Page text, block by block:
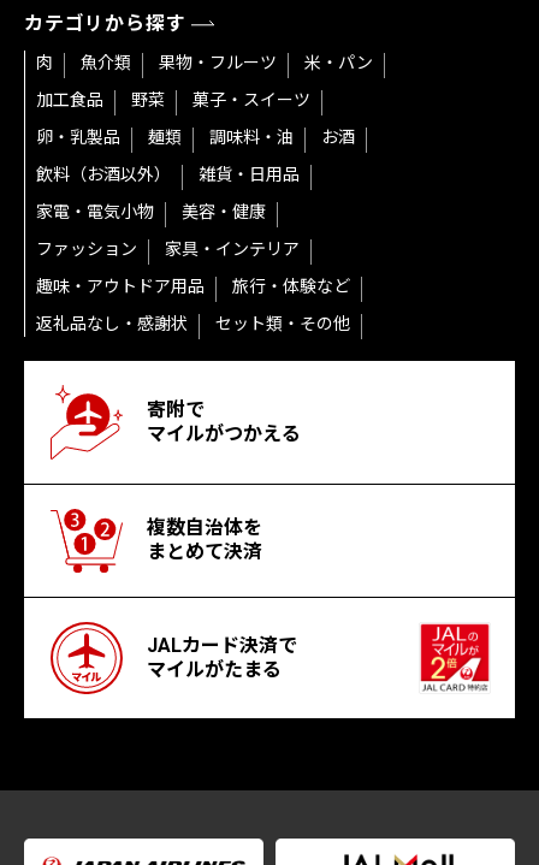
カテゴリから探す
肉 魚介類 果物・フルーツ
米・パン
加工食品
野菜
菓子・スイーツ
卵・乳製品
麺類 調味料・油
お酒
飲料（お酒以外）
雑貨・日用品
家電・電気小物
美容・健康
ファッション
家具・インテリア
趣味・アウトドア用品
旅行・体験など
返礼品なし・感謝状
セット類・その他
寄附で
マイルがつかえる
複数自治体を
まとめて決済
JALカード決済で
マイルがたまる